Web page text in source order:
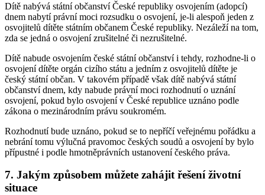
Dítě nabývá státní občanství České republiky osvojením (adopcí)
dnem nabytí právní moci rozsudku o osvojení, je-li alespoň jeden z
osvojitelů dítěte státním občanem České republiky. Nezáleží na tom,
zda se jedná o osvojení zrušitelné či nezrušitelné.
Dítě nabude osvojením české státní občanství i tehdy, rozhodne-li o
osvojení dítěte orgán cizího státu a jedním z osvojitelů dítěte je
český státní občan. V takovém případě však dítě nabývá státní
občanství dnem, kdy nabude právní moci rozhodnutí o uznání
osvojení, pokud bylo osvojení v České republice uznáno podle
zákona o mezinárodním právu soukromém.
Rozhodnutí bude uznáno, pokud se to nepříčí veřejnému pořádku a
nebrání tomu výlučná pravomoc českých soudů a osvojení by bylo
přípustné i podle hmotněprávních ustanovení českého práva.
7. Jakým způsobem můžete zahájit řešení životní
situace